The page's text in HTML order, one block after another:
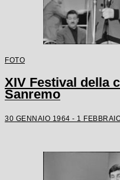
FOTO
XIV Festival della
Sanremo
30 GENNAIO 1964 - 1